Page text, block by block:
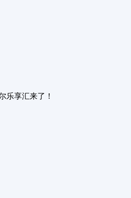
乐享汇来了！